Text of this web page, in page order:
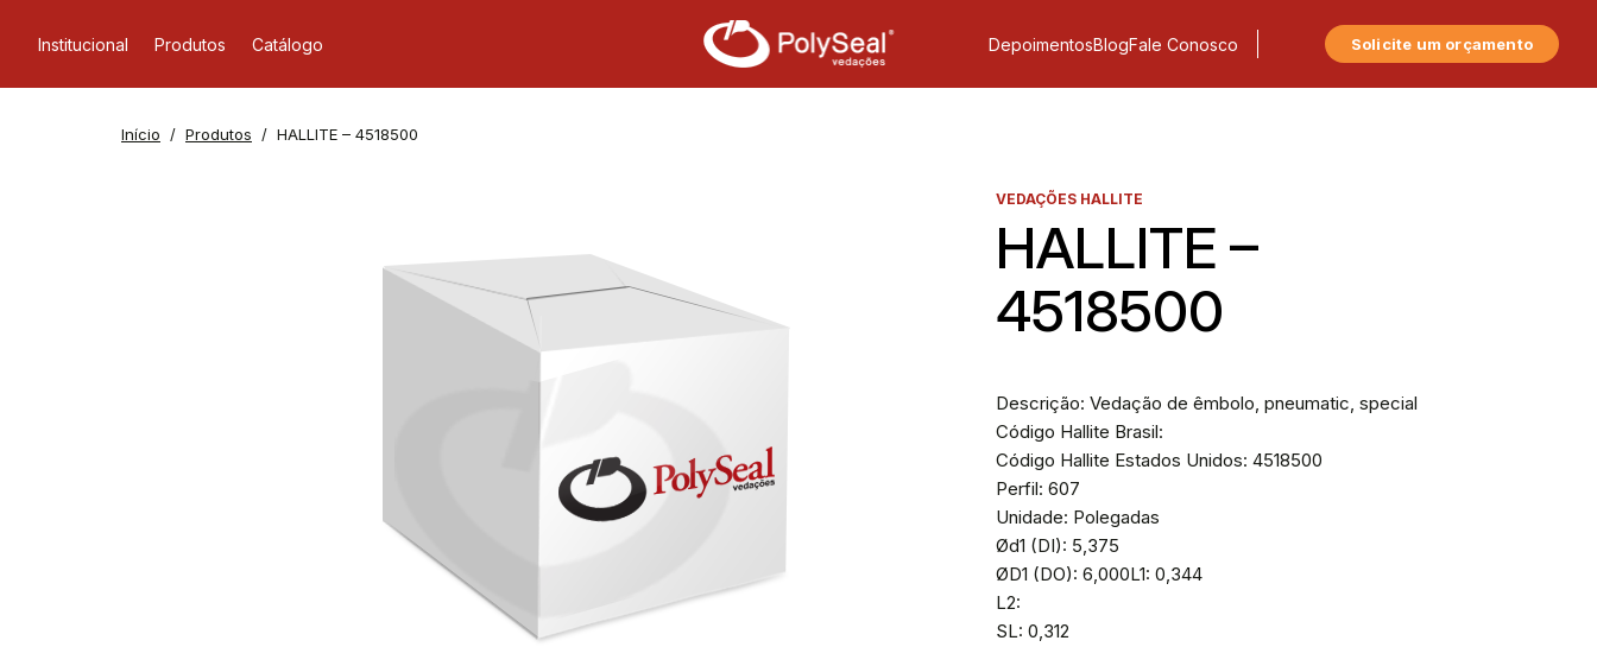
Institucional Produtos Catálogo DepoimentosBlogFale Conosco Solicite um orçamento
Início Produtos HALLITE – 4518500
VEDAÇÕES HALLITE
HALLITE –
4518500
Descrição: Vedação de êmbolo, pneumatic, special
Código Hallite Brasil:
Código Hallite Estados Unidos: 4518500
Perfil: 607
Unidade: Polegadas
Ød1 (DI): 5,375
ØD1 (DO): 6,000L1: 0,344
L2:
SL: 0,312